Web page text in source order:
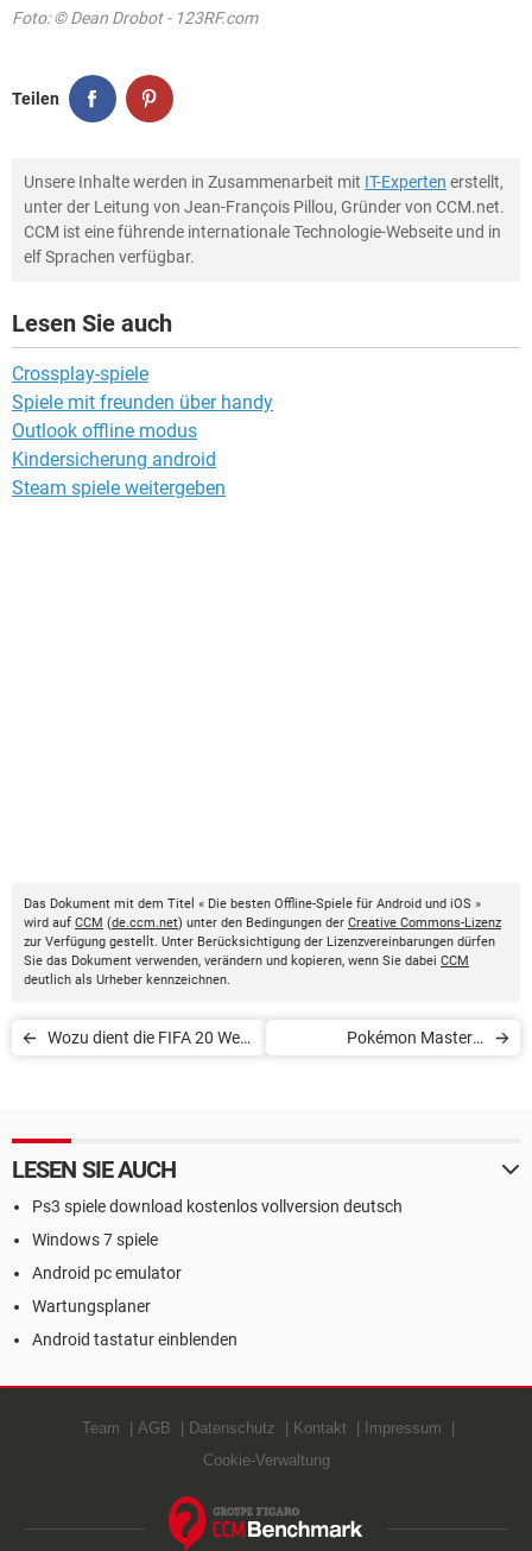
Foto: © Dean Drobot - 123RF.com
Teilen
Unsere Inhalte werden in Zusammenarbeit mit IT-Experten erstellt,
unter der Leitung von Jean-François Pillou, Gründer von CCM.net.
CCM ist eine führende internationale Technologie-Webseite und in
elf Sprachen verfügbar.
Lesen Sie auch
Crossplay-spiele
Spiele mit freunden über handy
Outlook offline modus
Kindersicherung android
Steam spiele weitergeben
Das Dokument mit dem Titel « Die besten Offline-Spiele für Android und iOS »
wird auf CCM (de.ccm.net) unter den Bedingungen der Creative Commons-Lizenz
zur Verfügung gestellt. Unter Berücksichtigung der Lizenzvereinbarungen dürfen
Sie das Dokument verwenden, verändern und kopieren, wenn Sie dabei CCM
deutlich als Urheber kennzeichnen.
Wozu dient die FIFA 20 Web
Pokémon Masters:
LESEN SIE AUCH
Ps3 spiele download kostenlos vollversion deutsch
Windows 7 spiele
Android pc emulator
Wartungsplaner
Android tastatur einblenden
Team AGB Datenschutz Kontakt
Impressum
Cookie-Verwaltung